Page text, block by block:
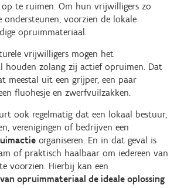
te ruimen. Om hun vrijwilligers zo
ondersteunen, voorzien de lokale
opruimmateriaal.
vrijwilligers mogen het
houden zolang zij actief opruimen. Dat
meestal uit een grijper, een paar
fluohesje en zwerfvuilzakken.
ook regelmatig dat een lokaal bestuur,
verenigingen of bedrijven een
organiseren. En in dat geval is
of praktisch haalbaar om iedereen van
voorzien. Hierbij kan een
opruimmateriaal de ideale oplossing